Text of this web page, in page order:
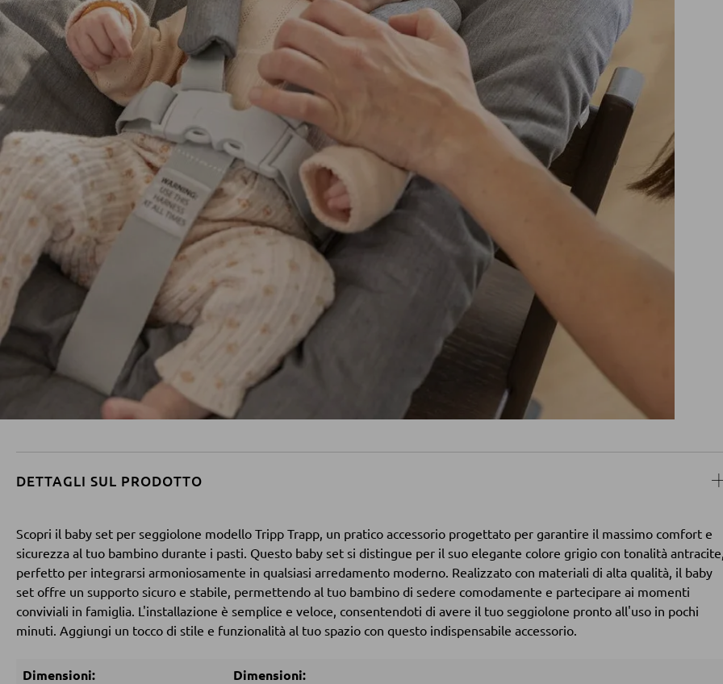
DETTAGLI SUL PRODOTTO
Scopri il baby set per seggiolone modello Tripp Trapp, un pratico accessorio progettato per garantire il massimo comfort e
sicurezza al tuo bambino durante i pasti. Questo baby set si distingue per il suo elegante colore grigio con tonalità
perfetto per integrarsi armoniosamente in qualsiasi arredamento moderno. Realizzato con materiali di alta qualità, il baby
set offre un supporto sicuro e stabile, permettendo al tuo bambino di sedere comodamente e partecipare ai momenti
conviviali in famiglia. L'installazione è semplice e veloce, consentendoti di avere il tuo seggiolone pronto all'uso in pochi
minuti. Aggiungi un tocco di stile e funzionalità al tuo spazio con questo indispensabile accessorio.
Dimensioni: Dimensioni: